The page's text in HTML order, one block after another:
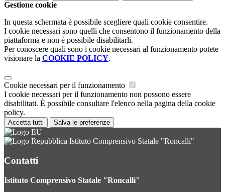
Gestione cookie
In questa schermata è possibile scegliere quali cookie consentire.
I cookie necessari sono quelli che consentono il funzionamento della
piattaforma e non è possibile disabilitarli.
Per conoscere quali sono i cookie necessari al funzionamento potete
visionare la COOKIE POLICY.
Cookie necessari per il funzionamento
I cookie necessari per il funzionamento non possono essere
disabilitati. È possibile consultare l'elenco nella pagina della cookie
policy.
Accetta tutti Salva le preferenze
Istituto Comprensivo Statale "Roncalli"
Contatti
Istituto Comprensivo Statale "Roncalli"